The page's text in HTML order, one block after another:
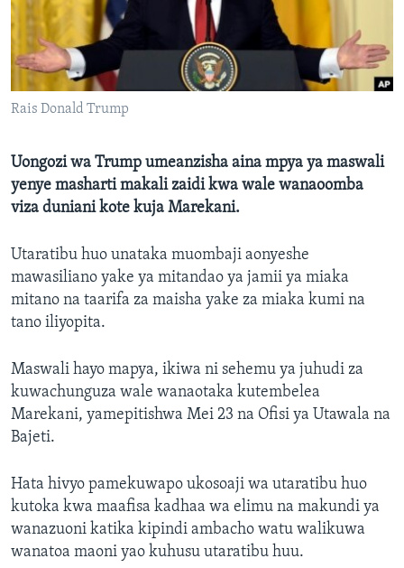
Rais Donald Trump
Uongozi wa Trump umeanzisha aina mpya ya maswali
yenye masharti makali zaidi kwa wale wanaoomba
viza duniani kote kuja Marekani.
Utaratibu huo unataka muombaji aonyeshe
mawasiliano yake ya mitandao ya jamii ya miaka
mitano na taarifa za maisha yake za miaka kumi na
tano iliyopita.
Maswali hayo mapya, ikiwa ni sehemu ya juhudi za
kuwachunguza wale wanaotaka kutembelea
Marekani, yamepitishwa Mei 23 na Ofisi ya Utawala na
Bajeti.
Hata hivyo pamekuwapo ukosoaji wa utaratibu huo
kutoka kwa maafisa kadhaa wa elimu na makundi ya
wanazuoni katika kipindi ambacho watu walikuwa
wanatoa maoni yao kuhusu utaratibu huu.